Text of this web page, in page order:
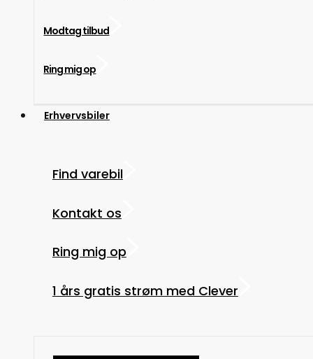
Modtag tilbud
Ring mig op
Erhvervsbiler
Find varebil
Kontakt os
Ring mig op
1 års gratis strøm med Clever